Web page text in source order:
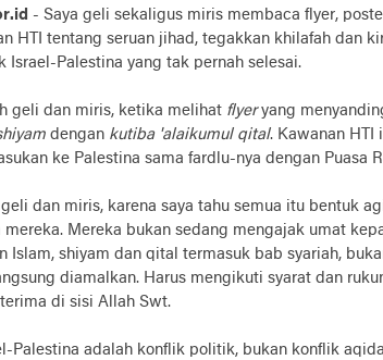
- Saya geli sekaligus miris membaca flyer,
HTI tentang seruan jihad, tegakkan khilafah dan
Israel-Palestina yang tak pernah selesai.
geli dan miris, ketika melihat flyeryang
dengan kutiba 'alaikumul qital. Kawanan HTI
ke Palestina sama fardlu-nya dengan Puasa
dan miris, karena saya tahu semua itu bentuk
mereka. Mereka bukan sedang mengajak umat
Islam, shiyam dan qital termasuk bab syariah,
diamalkan. Harus mengikuti syarat dan
di sisi Allah Swt.
Palestina adalah konflik politik, bukan konflik